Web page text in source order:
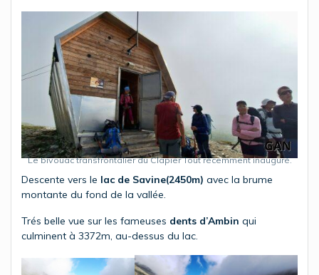
Le bivouac transfrontalier du Clapier Tout récemment inauguré.
Descente vers le lac de Savine(2450m) avec la brume
montante du fond de la vallée.
Trés belle vue sur les fameuses dents d’Ambin qui
culminent à 3372m, au-dessus du lac.